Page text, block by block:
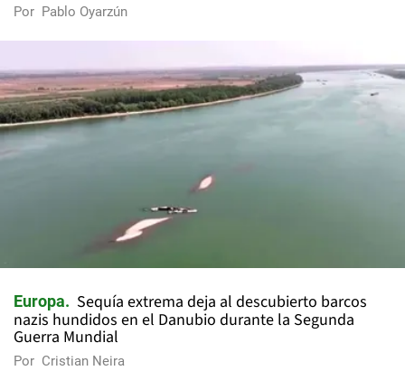
Por Pablo Oyarzún
Europa
Sequía extrema deja al descubierto barcos
nazis hundidos en el Danubio durante la Segunda
Guerra Mundial
Por Cristian Neira